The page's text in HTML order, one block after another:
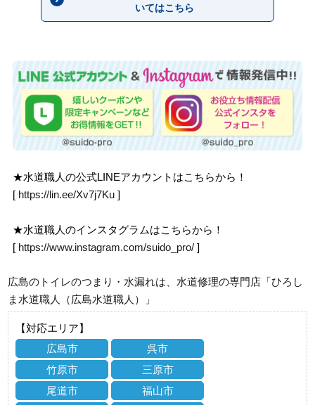
いてはこちら
★水道職人の公式LINEアカウントはこちらから！
[ https://lin.ee/Xv7j7Ku ]
★水道職人のインスタグラムはこちらから！
[ https://www.instagram.com/suido_pro/ ]
広島のトイレのつまり・水漏れは、水道修理の専門店「ひろし
ま水道職人（広島水道職人）」
【対応エリア】
広島市
呉市
竹原市
三原市
尾道市
福山市